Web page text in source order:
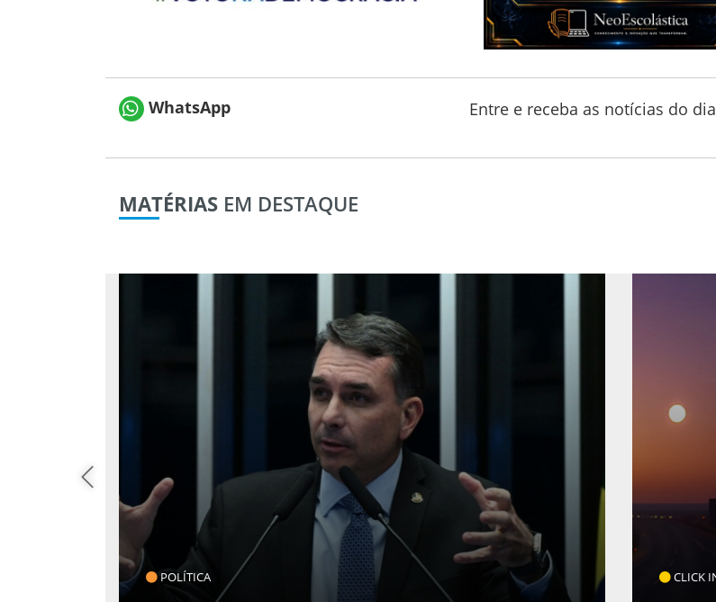
WhatsApp Entre e receba as notícias do dia
MATÉRIAS EM DESTAQUE